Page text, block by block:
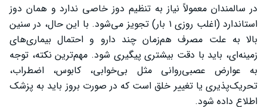
در سالمندان معمولاً نیاز به تنظیم دوز خاصی ندارد و همان دوز
استاندارد (اغلب روزی ۱ بار) تجویز می‌شود. با این حال، در سنین
بالا به علت مصرف هم‌زمان چند دارو و احتمال بیماری‌های
زمینه‌ای، باید با دقت بیشتری پیگیری شود. مهم‌ترین نکته، توجه
به عوارض عصبی‌روانی مثل بی‌خوابی، کابوس، اضطراب،
تحریک‌پذیری یا تغییر خلق است که در صورت بروز باید به پزشک
اطلاع داده شود.